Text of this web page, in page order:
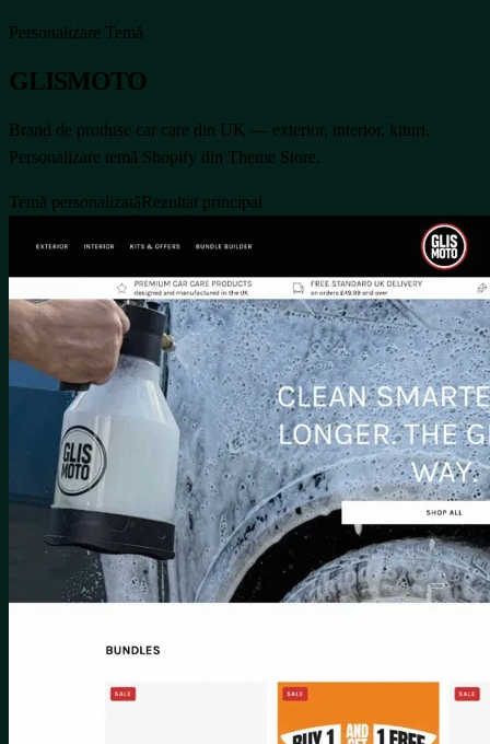
Personalizare Temă
GLISMOTO
Brand de produse car care din UK — exterior, interior, kituri.
Personalizare temă Shopify din Theme Store.
Temă personalizatăRezultat principal